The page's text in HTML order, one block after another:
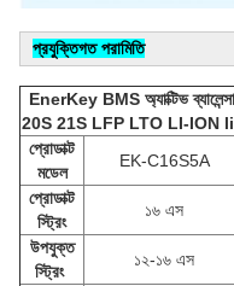
প্রযুক্তিগত পরামিতি
EnerKey BMS অ্যাক্টিভ
20S 21S LFP LTO LI-ION
প্রোডাক্ট
মডেল
EK-C16S5A
প্রোডাক্ট
স্ট্রিং
১৬ এস
উপযুক্ত
স্ট্রিং
১২-১৬ এস